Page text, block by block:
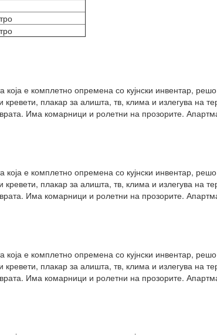
која е комплетно опремена со кујнски инвентар,
плакар за алишта, тв, клима и излегува на
Има комарници и ролетни на прозорите.
која е комплетно опремена со кујнски инвентар,
плакар за алишта, тв, клима и излегува на
Има комарници и ролетни на прозорите.
која е комплетно опремена со кујнски инвентар,
плакар за алишта, тв, клима и излегува на
Има комарници и ролетни на прозорите.